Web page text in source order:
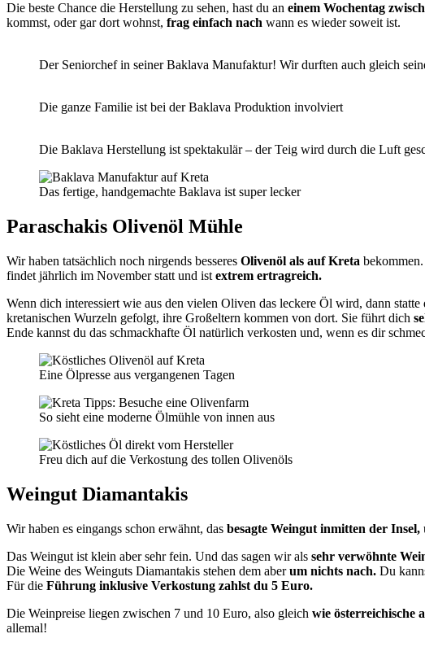
Die beste Chance die Herstellung zu sehen, hast du an einem Wochentag
kommst, oder gar dort wohnst, frag einfach nach wann es wieder soweit ist.
Der Seniorchef in seiner Baklava Manufaktur! Wir durften auch gleich
Die ganze Familie ist bei der Baklava Produktion involviert
Die Baklava Herstellung ist spektakulär – der Teig wird durch die Luft
Das fertige, handgemachte Baklava ist super lecker
Paraschakis Olivenöl Mühle
Wir haben tatsächlich noch nirgends besseres Olivenöl als auf Kreta
findet jährlich im November statt und ist extrem ertragreich.
Wenn dich interessiert wie aus den vielen Oliven das leckere Öl wird, dann statte
kretanischen Wurzeln gefolgt, ihre Großeltern kommen von dort. Sie führt dich
Ende kannst du das schmackhafte Öl natürlich verkosten und, wenn es dir
Eine Ölpresse aus vergangenen Tagen
So sieht eine moderne Ölmühle von innen aus
Freu dich auf die Verkostung des tollen Olivenöls
Weingut Diamantakis
Wir haben es eingangs schon erwähnt, das besagte Weingut inmitten der Insel,
Das Weingut ist klein aber sehr fein. Und das sagen wir als sehr verwöhnte
Die Weine des Weinguts Diamantakis stehen dem aberum nichts nach. Du
Für die Führung inklusive Verkostung zahlst du 5 Euro.
Die Weinpreise liegen zwischen 7 und 10 Euro, also gleich wie österreichische
allemal!